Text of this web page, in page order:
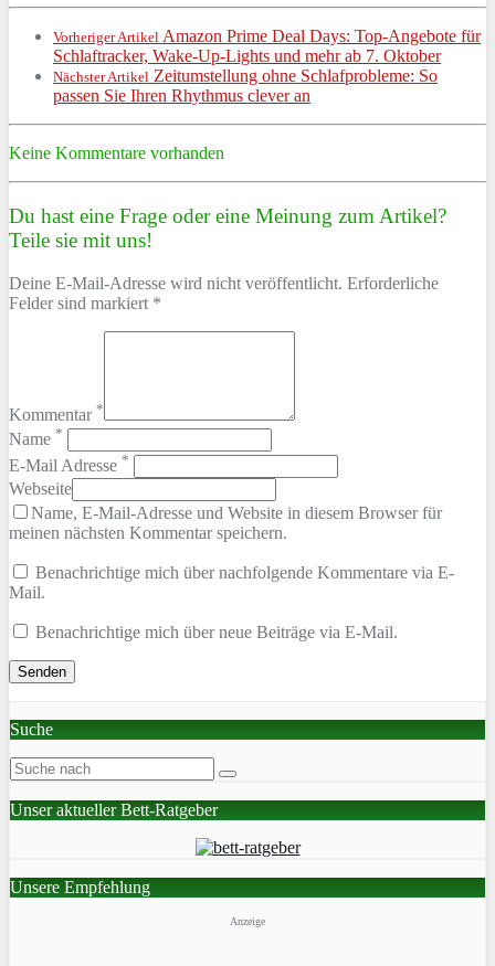
Vorheriger Artikel Amazon Prime Deal Days: Top-Angebote für
Schlaftracker, Wake-Up-Lights und mehr ab 7. Oktober
Nächster Artikel Zeitumstellung ohne Schlafprobleme: So
passen Sie Ihren Rhythmus clever an
Keine Kommentare vorhanden
Du hast eine Frage oder eine Meinung zum Artikel?
Teile sie mit uns!
Deine E-Mail-Adresse wird nicht veröffentlicht. Erforderliche
Felder sind markiert *
Kommentar *
Name *
E-Mail Adresse *
Webseite
Name, E-Mail-Adresse und Website in diesem Browser für
meinen nächsten Kommentar speichern.
Benachrichtige mich über nachfolgende Kommentare via E-
Mail.
Benachrichtige mich über neue Beiträge via E-Mail.
Suche
Unser aktueller Bett-Ratgeber
Unsere Empfehlung
Anzeige